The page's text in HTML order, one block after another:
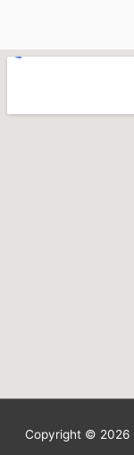
Copyright © 2026